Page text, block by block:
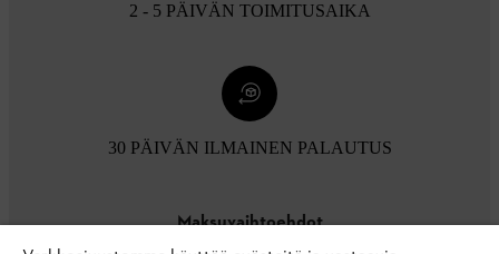
2 - 5 PÄIVÄN TOIMITUSAIKA
30 PÄIVÄN ILMAINEN PALAUTUS
Maksuvaihtoehdot